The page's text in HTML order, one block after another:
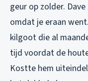
geur op zolder.
omdat je eraan
kilgoot die al
tijd voordat de
Kostte hem